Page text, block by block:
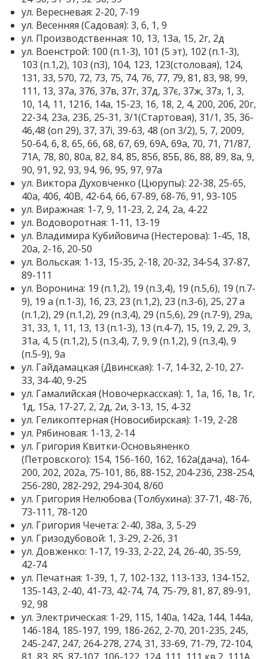
ул. Вересневая: 2-20, 7-19
ул. Весенняя (Садовая): 3, 6, 1, 9
ул. Производственная: 10, 13, 13а, 15, 2г, 2д
ул. Военстрой: 100 (п.1-3), 101 (5 эт), 102 (п.1-3),
103 (п.1,2), 103 (п3), 104, 123, 123(столовая), 124,
131, 33, 570, 72, 73, 75, 74, 76, 77, 79, 81, 83, 98, 99,
111, 13, 37а, 37б, 37в, 37г, 37д, 37є, 37ж, 37з, 1, 3,
10, 14, 11, 121б, 14а, 15-23, 16, 18, 2, 4, 200, 20б, 20г,
22-34, 23а, 23Б, 25-31, 3/1(Стартовая), 31/1, 35, 36-
46,48 (оп 29), 37, 37і, 39-63, 48 (оп 3/2), 5, 7, 2009,
50-64, 6, 8, 65, 66, 68, 67, 69, 69А, 69а, 70, 71, 71/87,
71А, 78, 80, 80а, 82, 84, 85, 85б, 85Б, 86, 88, 89, 8а, 9,
90, 91, 92, 93, 94, 96, 95, 97, 97а
ул. Виктора Духовченко (Цюрупы): 22-38, 25-65,
40а, 40б, 40В, 42-64, 66, 67-89, 68-76, 91, 93-105
ул. Виражная: 1-7, 9, 11-23, 2, 24, 2а, 4-22
ул. Водоворотная: 1-11, 13-19
ул. Владимира Кубийовича (Нестерова): 1-45, 18,
20а, 2-16, 20-50
ул. Вольская: 1-13, 15-35, 2-18, 20-32, 34-54, 37-87,
89-111
ул. Воронина: 19 (п.1,2), 19 (п.3,4), 19 (п.5,6), 19 (п.7-
9), 19 а (п.1-3), 1б, 23, 23 (п.1,2), 23 (п.3-6), 25, 27 а
(п.1,2), 29 (п.1,2), 29 (п.3,4), 29 (п.5,6), 29 (п.7-9), 29а,
31, 33, 1, 11, 13, 13 (п.1-3), 13 (п.4-7), 15, 19, 2, 29, 3,
31а, 4, 5 (п.1,2), 5 (п.3,4), 7, 9, 9 (п.1,2), 9 (п.3,4), 9
(п.5-9), 9а
ул. Гайдамацкая (Двинская): 1-7, 14-32, 2-10, 27-
33, 34-40, 9-25
ул. Гамалийская (Новочеркасская): 1, 1а, 1б, 1в, 1г,
1д, 15а, 17-27, 2, 2д, 2и, 3-13, 15, 4-32
ул. Геликоптерная (Новосибирская): 1-19, 2-28
ул. Рябиновая: 1-13, 2-14
ул. Григория Квитки-Основьяненко
(Петровского): 154, 156-160, 162, 162а(дача), 164-
200, 202, 202а, 75-101, 86, 88-152, 204-236, 238-254,
256-280, 282-292, 294-304, 8/60
ул. Григория Нелюбова (Толбухина): 37-71, 48-76,
73-111, 78-120
ул. Григория Чечета: 2-40, 38а, 3, 5-29
ул. Гризодубовой: 1, 3-29, 2-26, 31
ул. Довженко: 1-17, 19-33, 2-22, 24, 26-40, 35-59,
42-74
ул. Печатная: 1-39, 1, 7, 102-132, 113-133, 134-152,
135-143, 2-40, 41-73, 42-74, 74, 75-79, 81, 87, 89-91,
92, 98
ул. Электрическая: 1-29, 115, 140а, 142а, 144, 144а,
146-184, 185-197, 199, 186-262, 2-70, 201-235, 245,
245-247, 247, 264-278, 274, 31, 33-69, 71-79, 72-104,